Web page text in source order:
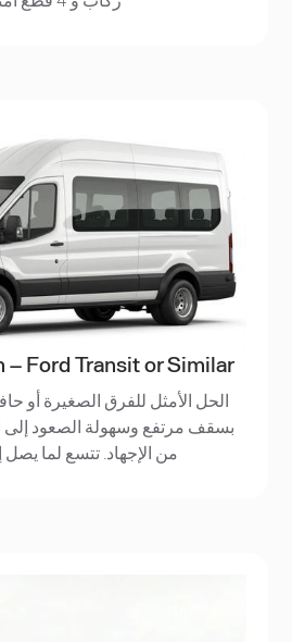
– Ford Transit or Similar
الحل الأمثل للفرق الصغيرة أو
بسقف مرتفع وسهولة الصعود إلى
من الإجهاد. تتسع لما يصل إلى 15